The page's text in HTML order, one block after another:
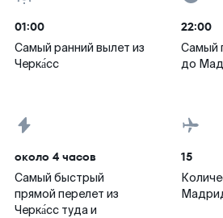
01:00
Самый ранний вылет из
Черка́сс
22:00
Самый
до
около 4 часов
Самый быстрый
прямой перелет из
Черка́сс туда и
15